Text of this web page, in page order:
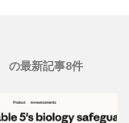
の最新記事8件